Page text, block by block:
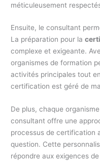
méticuleusement
Ensuite, le consultant
La préparation pour la
complexe et exigeante.
organismes de formation
activités principales tout
certification est géré de
De plus, chaque
consultant offre une
processus de certification
question. Cette
répondre aux exigences